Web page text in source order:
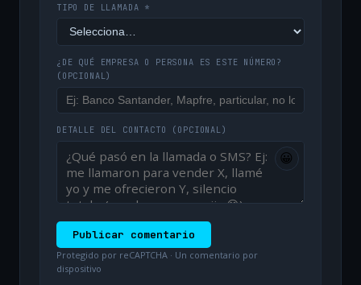
TIPO DE LLAMADA *
¿DE QUÉ EMPRESA O PERSONA ES ESTE NÚMERO?
(OPCIONAL)
DETALLE DEL CONTACTO (OPCIONAL)
😀
Publicar comentario
Protegido por reCAPTCHA · Un comentario por
dispositivo